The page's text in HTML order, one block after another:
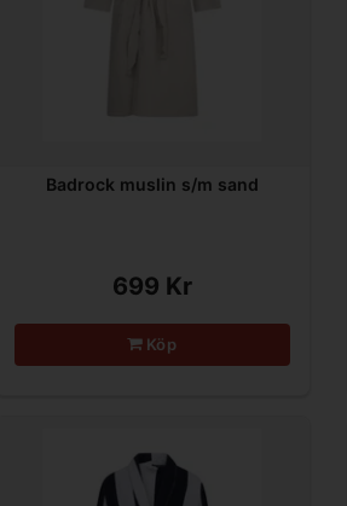
Badrock muslin s/m sand
699 Kr
Köp